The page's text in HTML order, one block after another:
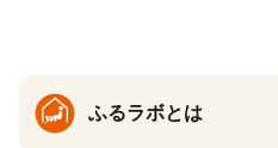
ふるラボとは